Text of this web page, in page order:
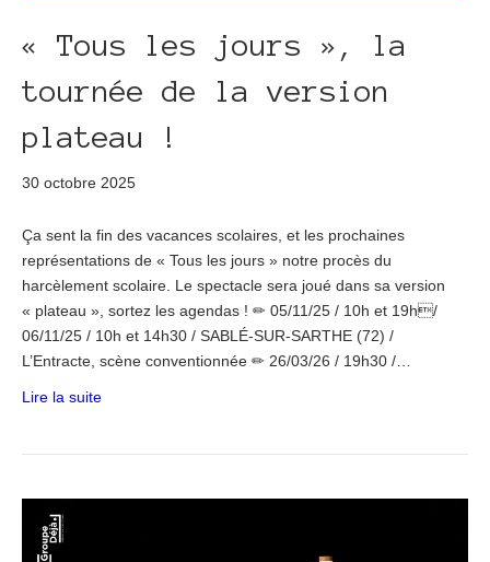
« Tous les jours », la
tournée de la version
plateau !
30 octobre 2025
Ça sent la fin des vacances scolaires, et les prochaines
représentations de « Tous les jours » notre procès du
harcèlement scolaire. Le spectacle sera joué dans sa version
« plateau », sortez les agendas ! ✏ 05/11/25 / 10h et 19h/
06/11/25 / 10h et 14h30 / SABLÉ-SUR-SARTHE (72) /
L’Entracte, scène conventionnée ✏ 26/03/26 / 19h30 /…
Lire la suite